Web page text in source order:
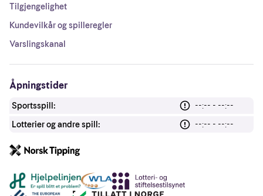
Tilgjengelighet
Kundevilkår og spilleregler
Varslingskanal
Åpningstider
Sportsspill:
--:-- - --:--
Lotterier og andre spill:
--:-- - --:--
Andre lenker